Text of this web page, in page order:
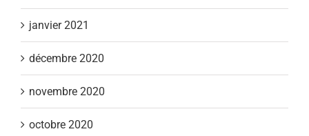
janvier 2021
décembre 2020
novembre 2020
octobre 2020